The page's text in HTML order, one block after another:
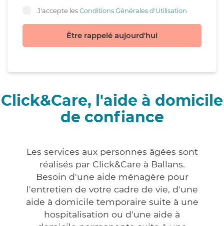
J'accepte lesConditions Générales d'Utilisation
Être rappelé aujourd'hui
Click&Care, l'aide à domicile
de confiance
Les services aux personnes âgées sont
réalisés par Click&Care à Ballans.
Besoin d'une aide ménagère pour
l'entretien de votre cadre de vie, d'une
aide à domicile temporaire suite à une
hospitalisation ou d'une aide à